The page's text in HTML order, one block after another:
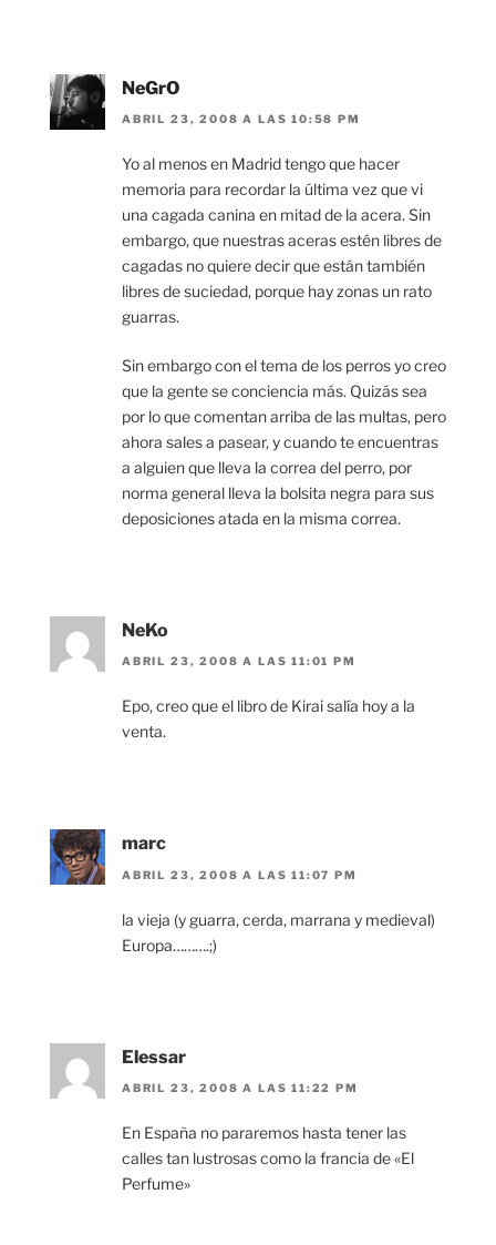
NeGrO
ABRIL 23, 2008 A LAS 10:58 PM
Yo al menos en Madrid tengo que hacer
memoria para recordar la última vez que vi
una cagada canina en mitad de la acera. Sin
embargo, que nuestras aceras estén libres de
cagadas no quiere decir que están también
libres de suciedad, porque hay zonas un rato
guarras.
Sin embargo con el tema de los perros yo creo
que la gente se conciencia más. Quizás sea
por lo que comentan arriba de las multas, pero
ahora sales a pasear, y cuando te encuentras
a alguien que lleva la correa del perro, por
norma general lleva la bolsita negra para sus
deposiciones atada en la misma correa.
NeKo
ABRIL 23, 2008 A LAS 11:01 PM
Epo, creo que el libro de Kirai salía hoy a la
venta.
marc
ABRIL 23, 2008 A LAS 11:07 PM
la vieja (y guarra, cerda, marrana y medieval)
Europa……….;)
Elessar
ABRIL 23, 2008 A LAS 11:22 PM
En España no pararemos hasta tener las
calles tan lustrosas como la francia de «El
Perfume»